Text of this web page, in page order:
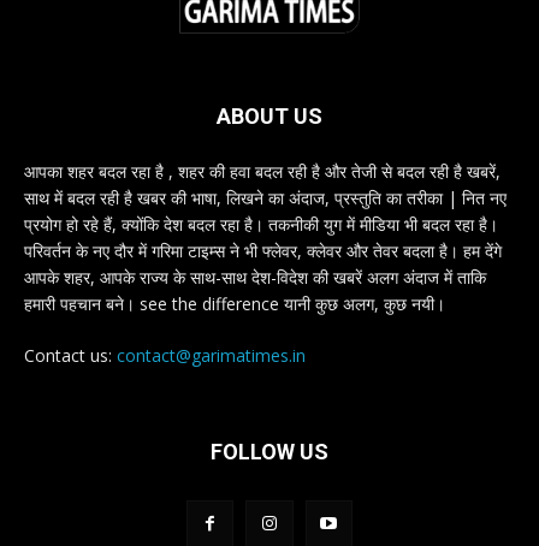
ABOUT US
आपका शहर बदल रहा है , शहर की हवा बदल रही है और तेजी से बदल रही है खबरें,
साथ में बदल रही है खबर की भाषा, लिखने का अंदाज, प्रस्तुति का तरीका | नित नए
प्रयोग हो रहे हैं, क्योंकि देश बदल रहा है। तकनीकी युग में मीडिया भी बदल रहा है।
परिवर्तन के नए दौर में गरिमा टाइम्स ने भी फ्लेवर, क्लेवर और तेवर बदला है। हम देंगे
आपके शहर, आपके राज्य के साथ-साथ देश-विदेश की खबरें अलग अंदाज में ताकि
हमारी पहचान बने। see the difference यानी कुछ अलग, कुछ नयी।
Contact us: contact@garimatimes.in
FOLLOW US